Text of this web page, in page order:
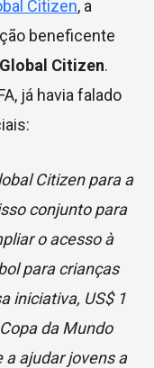
Citizen, a
beneficente
Citizen.
já havia falado
Citizen para a
conjunto para
o acesso à
para crianças
iniciativa, US$ 1
da Mundo
ajudar jovens a